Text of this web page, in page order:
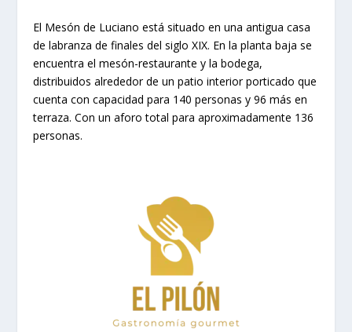
El Mesón de Luciano está situado en una antigua casa
de labranza de finales del siglo XIX. En la planta baja se
encuentra el mesón-restaurante y la bodega,
distribuidos alrededor de un patio interior porticado que
cuenta con capacidad para 140 personas y 96 más en
terraza. Con un aforo total para aproximadamente 136
personas.